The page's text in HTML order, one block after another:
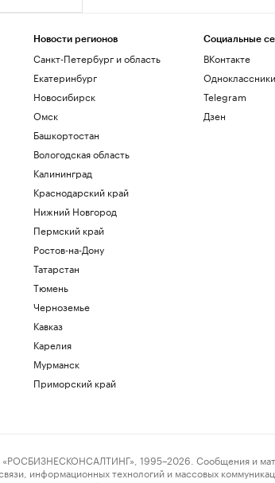
и
шестью
кредитов
Что
услуги
Новости регионов
Санкт-Петербург и область
Екатеринбург
Новосибирск
Омск
Башкортостан
Вологодская область
Калининград
Краснодарский край
Нижний Новгород
Пермский край
Ростов-на-Дону
Татарстан
Тюмень
Черноземье
Кавказ
Карелия
Мурманск
Приморский край
Социальные
ВКонтакте
Одноклассники
Telegram
Дзен
1995–2026. Сообщения и
информационных технологий и массовых